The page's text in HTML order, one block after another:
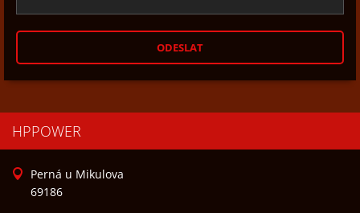
HPPOWER
Perná u Mikulova
69186